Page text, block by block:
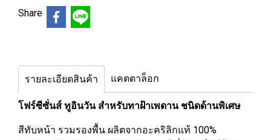
Share
รายละเอียดสินค้า แคตตาล็อก
โฟร์ซีซั่นส์ ทูอินวัน สำหรับทาฝ้าเพดาน ชนิดด้านพิเศษ
สีทับหน้า รวมรองพื้น ผลิตจากอะคริลิกแท้ 100%